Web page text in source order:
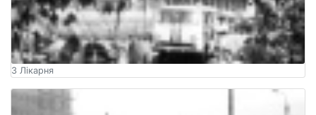
3 Лікарня